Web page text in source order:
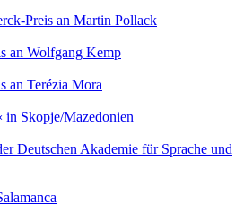
Preis an Martin Pollack
an Wolfgang Kemp
an Terézia Mora
in Skopje/Mazedonien
Deutschen Akademie für Sprache und